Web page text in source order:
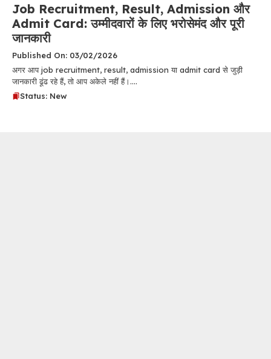
Job Recruitment, Result, Admission और
Admit Card: उम्मीदवारों के लिए भरोसेमंद और पूरी
जानकारी
Published On: 03/02/2026
अगर आप job recruitment, result, admission या admit card से जुड़ी
जानकारी ढूंढ रहे हैं, तो आप अकेले नहीं हैं।....
Status: New